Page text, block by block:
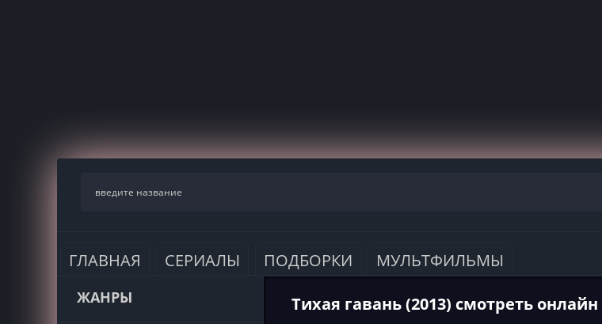
ГЛАВНАЯ СЕРИАЛЫ ПОДБОРКИ МУЛЬТФИЛЬМЫ
ЖАНРЫ Тихая гавань (2013) смотреть онлайн